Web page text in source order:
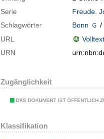
Serie
Freude.
Schlagwörter
Bonn /
URL
Volltext
URN
Zugänglichkeit
DAS DOKUMENT IST ÖFFENTLICH
Klassifikation